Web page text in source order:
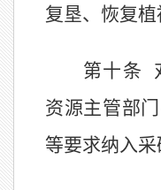
复垦、恢复植
第十条
资源主管部
等要求纳入采